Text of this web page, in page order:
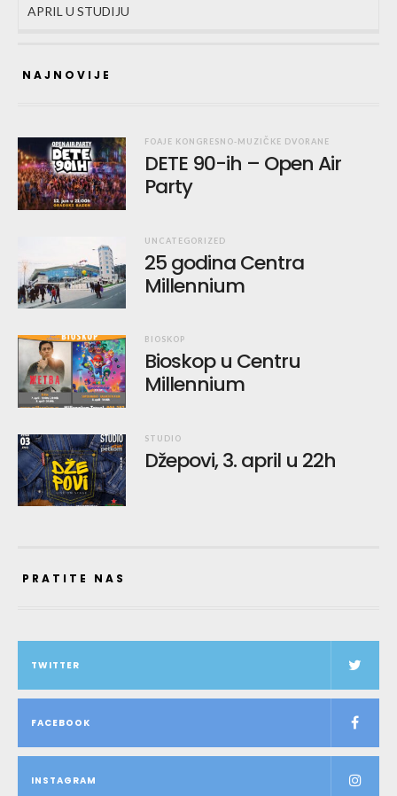
APRIL U STUDIJU
NAJNOVIJE
FOAJE KONGRESNO-MUZIČKE DVORANE
DETE 90-ih – Open Air
Party
UNCATEGORIZED
25 godina Centra
Millennium
BIOSKOP
Bioskop u Centru
Millennium
STUDIO
Džepovi, 3. april u 22h
PRATITE NAS
TWITTER
FACEBOOK
INSTAGRAM